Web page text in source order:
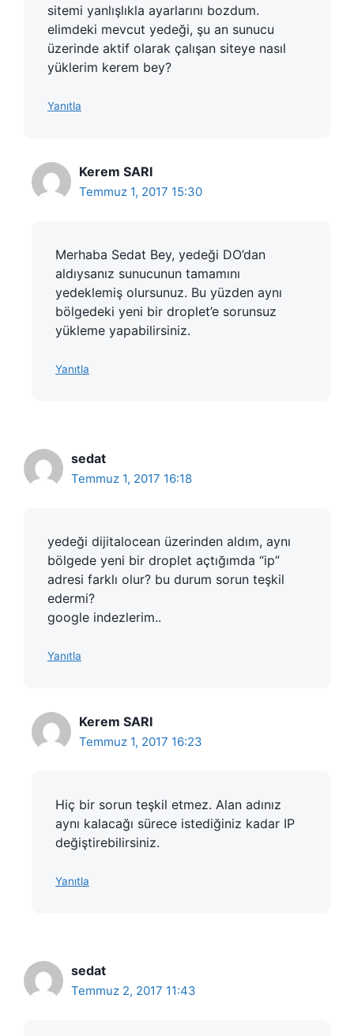
sitemi yanlışlıkla ayarlarını bozdum.
elimdeki mevcut yedeği, şu an sunucu
üzerinde aktif olarak çalışan siteye nasıl
yüklerim kerem bey?
Yanıtla
Kerem SARI
Temmuz 1, 2017 15:30
Merhaba Sedat Bey, yedeği DO’dan
aldıysanız sunucunun tamamını
yedeklemiş olursunuz. Bu yüzden aynı
bölgedeki yeni bir droplet’e sorunsuz
yükleme yapabilirsiniz.
Yanıtla
sedat
Temmuz 1, 2017 16:18
yedeği dijitalocean üzerinden aldım, aynı
bölgede yeni bir droplet açtığımda “ip”
adresi farklı olur? bu durum sorun teşkil
edermi?
google indezlerim..
Yanıtla
Kerem SARI
Temmuz 1, 2017 16:23
Hiç bir sorun teşkil etmez. Alan adınız
aynı kalacağı sürece istediğiniz kadar IP
değiştirebilirsiniz.
Yanıtla
sedat
Temmuz 2, 2017 11:43